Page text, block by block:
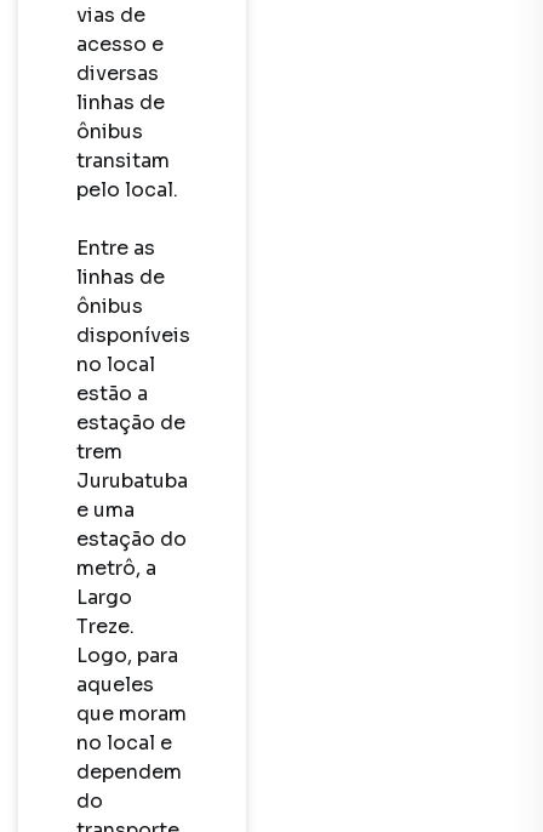
vias de
acesso e
diversas
linhas de
ônibus
transitam
pelo local.
Entre as
linhas de
ônibus
disponíveis
no local
estão a
estação de
trem
Jurubatuba
e uma
estação do
metrô, a
Largo
Treze.
Logo, para
aqueles
que moram
no local e
dependem
do